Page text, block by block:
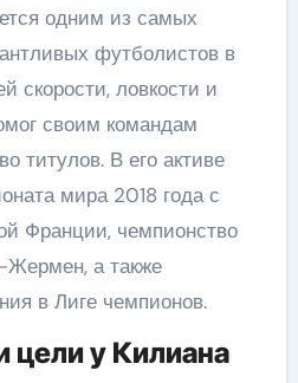
одним из самых
футболистов в
скорости, ловкости и
своим командам
титулов. В его активе
мира 2018 года с
Франции, чемпионство
а также
в Лиге чемпионов.
цели у Килиана